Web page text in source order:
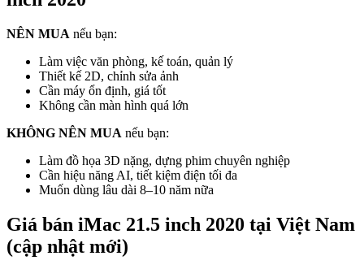
NÊN MUA nếu bạn:
Làm việc văn phòng, kế toán, quản lý
Thiết kế 2D, chỉnh sửa ảnh
Cần máy ổn định, giá tốt
Không cần màn hình quá lớn
KHÔNG NÊN MUA nếu bạn:
Làm đồ họa 3D nặng, dựng phim chuyên nghiệp
Cần hiệu năng AI, tiết kiệm điện tối đa
Muốn dùng lâu dài 8–10 năm nữa
Giá bán iMac 21.5 inch 2020 tại Việt Nam
(cập nhật mới)